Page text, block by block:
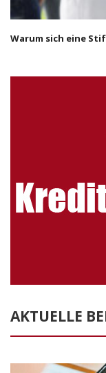
Warum sich eine
AKTUELLE